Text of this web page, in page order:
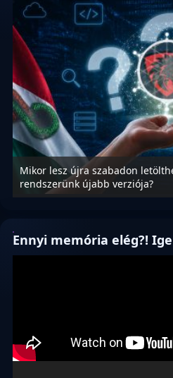
Mikor lesz újra szabadon
rendszerünk újabb verziója?
Ennyi memória elég?!